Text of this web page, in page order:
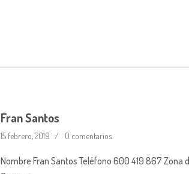
Fran Santos
15 febrero, 2019 0 comentarios
Nombre Fran Santos Teléfono 600 419 867 Zona